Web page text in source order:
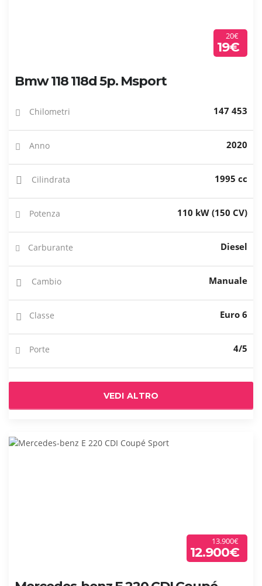
20€
19€
Bmw 118 118d 5p. Msport
Chilometri 147 453
Anno 2020
Cilindrata 1995 cc
Potenza 110 kW (150 CV)
Carburante Diesel
Cambio Manuale
Classe Euro 6
Porte 4/5
VEDI ALTRO
13.900€
12.900€